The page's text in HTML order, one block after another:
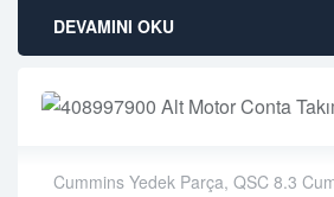
DEVAMINI OKU
Cummins Yedek Parça, QSC 8.3